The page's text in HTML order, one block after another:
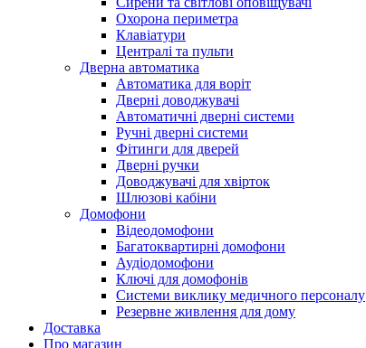
Охорона периметра
Клавіатури
Централі та пульти
Дверна автоматика
Автоматика для воріт
Дверні доводжувачі
Автоматичні дверні системи
Ручні дверні системи
Фітинги для дверей
Дверні ручки
Доводжувачі для хвірток
Шлюзові кабіни
Домофони
Відеодомофони
Багатоквартирні домофони
Аудіодомофони
Ключі для домофонів
Системи виклику медичного персоналу
Резервне живлення для дому
Доставка
Про магазин